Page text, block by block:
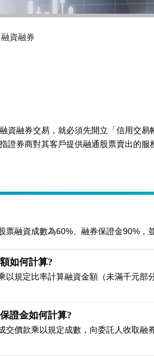
融資融券
資融券交易，就必須先開立「信用交易
證券商對其客戶提供融通股票賣出的服
票融資成數為60%、融券保證金90%，
如何計算?
以規定比率計算融資金額（未滿千元部
證金如何計算?
交價款乘以規定成數，向委託人收取融